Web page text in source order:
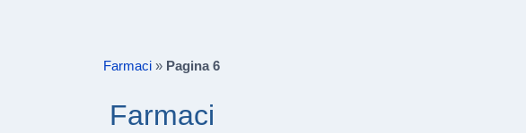
Farmaci » Pagina 6
Farmaci